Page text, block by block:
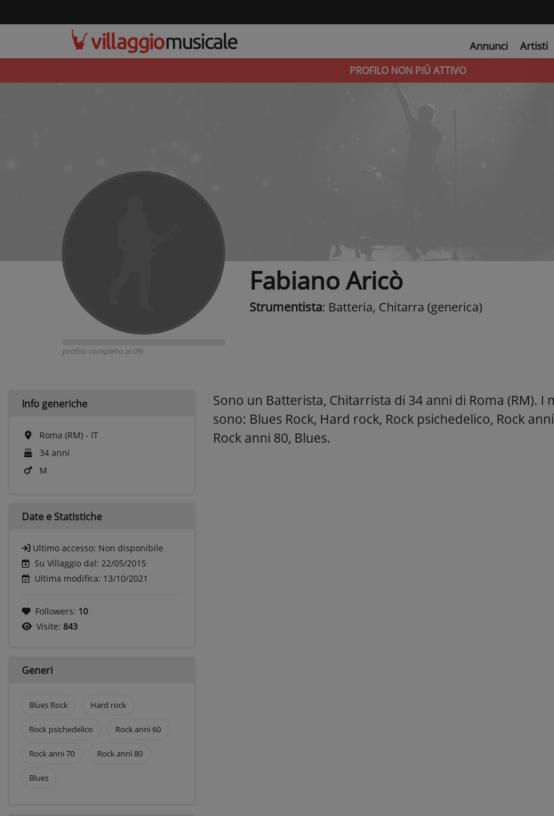
Annunci Artisti
PROFILO NON PIÚ ATTIVO
profilo completo al 0%
Fabiano Aricò
Strumentista: Batteria, Chitarra (generica)
Info generiche
Roma (RM) - IT
34 anni
M
Date e Statistiche
Ultimo accesso: Non disponibile
Su Villaggio dal: 22/05/2015
Ultima modifica: 13/10/2021
Followers: 10
Visite: 843
Generi
Blues Rock Hard rock
Rock psichedelico Rock anni 60
Rock anni 70 Rock anni 80
Blues
Sono un Batterista, Chitarrista di 34 anni di Roma (RM). I
sono: Blues Rock, Hard rock, Rock psichedelico, Rock
Rock anni 80, Blues.